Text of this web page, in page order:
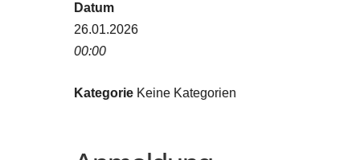
Datum
26.01.2026
00:00
Kategorie Keine Kategorien